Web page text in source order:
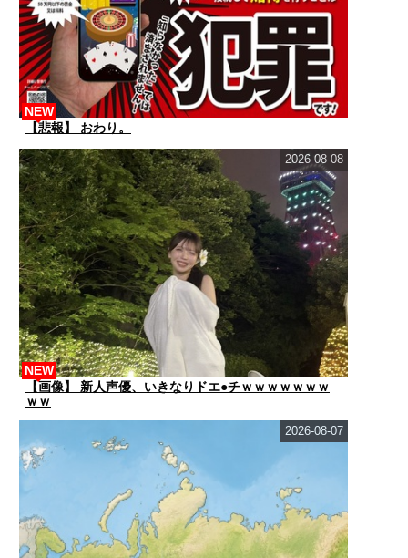
【悲報】 おわり。
NEW
【画像】 新人声優、いきなりドエ●チｗｗｗｗｗｗｗ
ｗｗ
NEW
2026-08-08
2026-08-07